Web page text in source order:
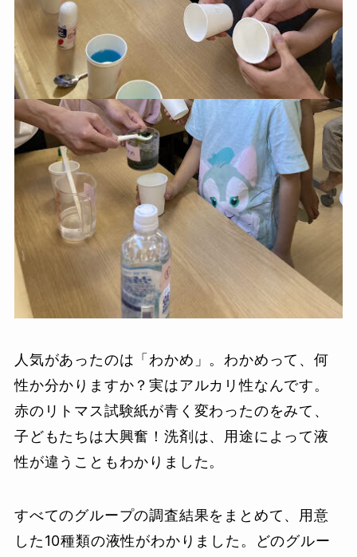
人気があったのは「わかめ」。わかめって、何
性か分かりますか？実はアルカリ性なんです。
赤のリトマス試験紙が青く変わったのをみて、
子どもたちは大興奮！洗剤は、用途によって液
性が違うこともわかりました。
すべてのグループの調査結果をまとめて、用意
した10種類の液性がわかりました。どのグルー